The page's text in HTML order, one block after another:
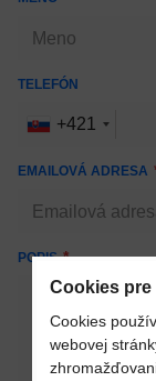
TELEFÓN
+421
EMAILOVÁ ADRESA
POPIS
Cookies pre
Cookies
webovej